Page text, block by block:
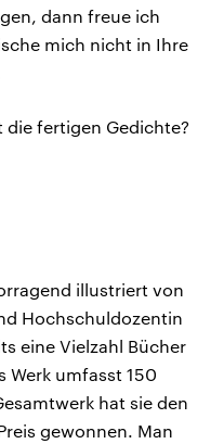
dann freue ich
mich nicht in Ihre
die fertigen Gedichte?
illustriert von
Hochschuldozentin
eine Vielzahl Bücher
Werk umfasst 150
hat sie den
gewonnen. Man